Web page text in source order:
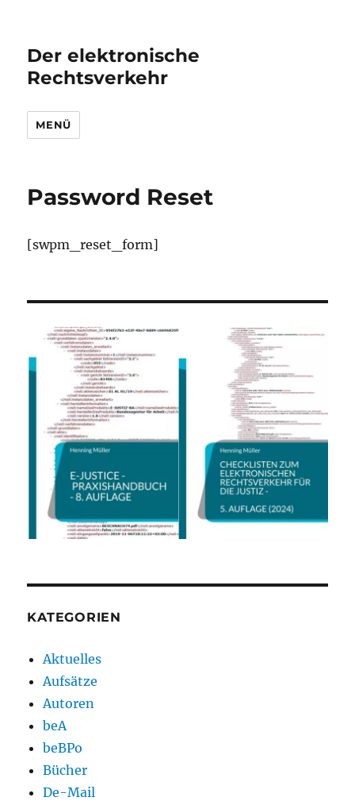
Der elektronische
Rechtsverkehr
MENÜ
Password Reset
[swpm_reset_form]
KATEGORIEN
Aktuelles
Aufsätze
Autoren
beA
beBPo
Bücher
De-Mail